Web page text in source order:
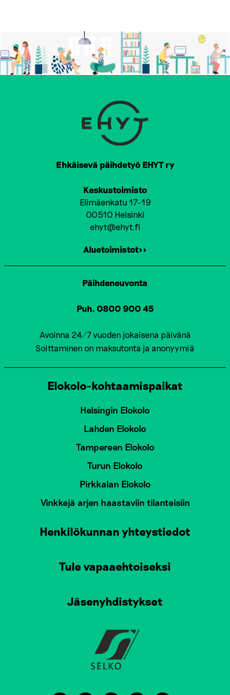
Ehkäisevä päihdetyö EHYT ry
Keskustoimisto
Elimäenkatu 17-19
00510 Helsinki
ehyt@ehyt.fi
Aluetoimistot>>
Päihdeneuvonta
Puh. 0800 900 45
Avoinna 24/7 vuoden jokaisena päivänä
Soittaminen on maksutonta ja anonyymiä
Elokolo-kohtaamispaikat
Helsingin Elokolo
Lahden Elokolo
Tampereen Elokolo
Turun Elokolo
Pirkkalan Elokolo
Vinkkejä arjen haastaviin tilanteisiin
Henkilökunnan yhteystiedot
Tule vapaaehtoiseksi
Jäsenyhdistykset